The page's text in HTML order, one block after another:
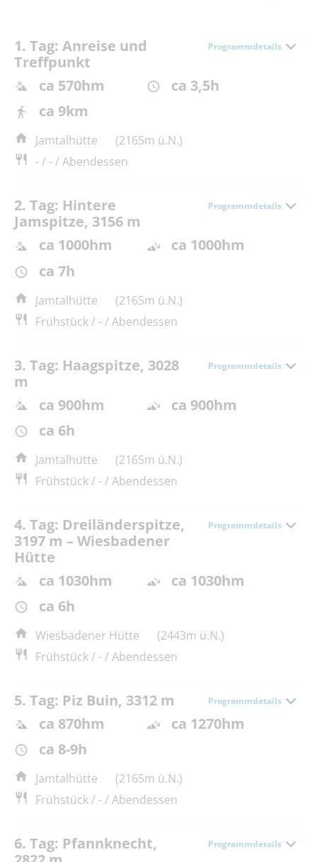
1. Tag: Anreise und
Treffpunkt
Programmdetails
ca 570hm
ca 3,5h
ca 9km
Jamtalhütte
(2165m ü.N.)
- / - / Abendessen
2. Tag: Hintere
Jamspitze, 3156 m
Programmdetails
ca 1000hm
ca 1000hm
ca 7h
Jamtalhütte
(2165m ü.N.)
Frühstück / - / Abendessen
3. Tag: Haagspitze, 3028
m
Programmdetails
ca 900hm
ca 900hm
ca 6h
Jamtalhütte
(2165m ü.N.)
Frühstück / - / Abendessen
4. Tag: Dreiländerspitze,
3197 m – Wiesbadener
Hütte
Programmdetails
ca 1030hm
ca 1030hm
ca 6h
Wiesbadener Hütte
(2443m ü.N.)
Frühstück / - / Abendessen
5. Tag: Piz Buin, 3312 m Programmdetails
ca 870hm
ca 1270hm
ca 8-9h
Jamtalhütte
(2165m ü.N.)
Frühstück / - / Abendessen
6. Tag: Pfannknecht,
Programmdetails